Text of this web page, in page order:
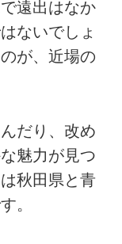
遠出はなか
ないでしょ
が、近場の
だり、改め
魅力が見つ
秋田県と青
。